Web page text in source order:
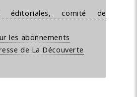
éditoriales, comité de
les abonnements
de La Découverte